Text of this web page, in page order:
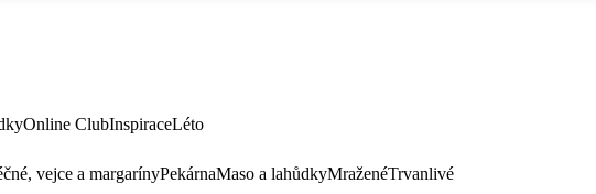
Online ClubInspiraceLéto
vejce a margarínyPekárnaMaso a lahůdkyMraženéTrvanlivé